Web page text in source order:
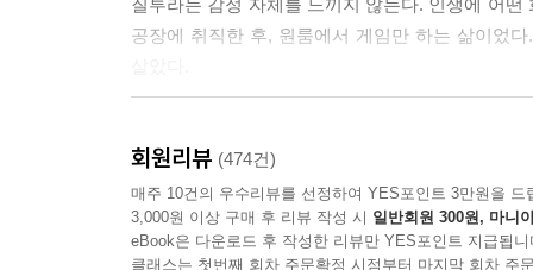
래서 인생이 참 쉬운 것이다. 아무도 이 쉬운 것
사람이 대다수다. 매일 아침 천근같은 몸을 일으
순리자들은 안 되는 이유에 대해서만 떠든다. 되
역행해야 자유를 얻을 수 있다는 것을 기억하라.
받는 순리자들의 부정적인 말에 속지 마라.
질투라는 감정 자체를 느끼지 않는다. 인생에 어
공장에 취직한 후, 원룸에서 게임만 하는 삶이었
사업을 시작하면서 인생은 혁신적으로 변해갔다.
되었을 때는 아무 일을 하지 않아도 월 1억씩 버
생각을 하며 매일 아침을 맞이하고 있다.
회원리뷰 (474건)
매주 10건의 우수리뷰를 선정하여 YES포인트 3만원을 드
3,000원 이상 구매 후 리뷰 작성 시 일반회원 300원, 마니
eBook은 다운로드 후 작성한 리뷰만 YES포인트 지급됩니
클래스는 첫번째 회차 주문확정 시점부터 마지막 회차 주